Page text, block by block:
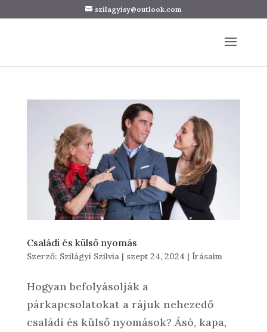
szilagyisy@outlook.com
Családi és külső nyomás
Szerző: Szilágyi Szilvia | szept 24, 2024 | Írásaim
Hogyan befolyásolják a
párkapcsolatokat a rájuk nehezedő
családi és külső nyomások? Ásó, kapa,